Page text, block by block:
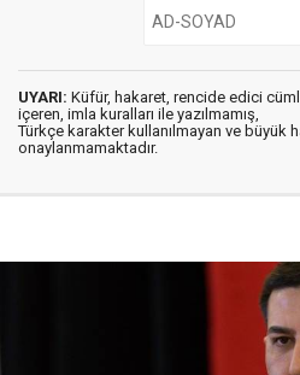
UYARI: Küfür, hakaret, rencide edici
içeren, imla kuralları ile yazılmamış,
Türkçe karakter kullanılmayan ve büyük
onaylanmamaktadır.